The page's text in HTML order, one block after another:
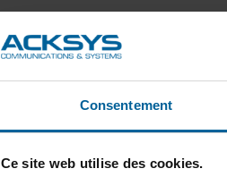
Consentement
Ce site web utilise des cookies.